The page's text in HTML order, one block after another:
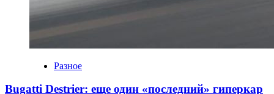
Разное
Bugatti Destrier: еще один «последний» гиперкар